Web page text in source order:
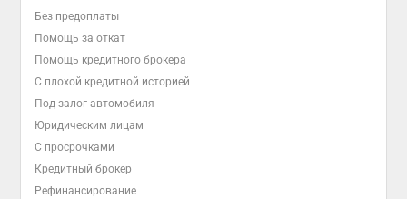
Без предоплаты
Помощь за откат
Помощь кредитного брокера
С плохой кредитной историей
Под залог автомобиля
Юридическим лицам
С просрочками
Кредитный брокер
Рефинансирование